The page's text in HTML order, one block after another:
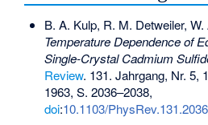
B. A. Kulp, R. M. Detweiler,
Temperature Dependence of
Single-Crystal Cadmium
Review. 131. Jahrgang, Nr. 5,
1963, S. 2036–2038,
doi:10.1103/PhysRev.131.2036